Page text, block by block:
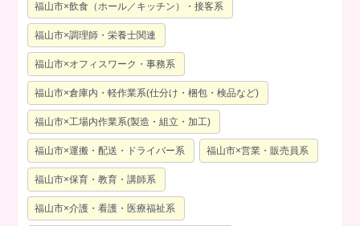
福山市×飲食（ホール／キッチン）・接客系
福山市×調理師・栄養士関連
福山市×オフィスワーク・事務系
福山市×倉庫内・軽作業系(仕分け・梱包・検品など)
福山市×工場内作業系(製造・組立・加工)
福山市×運搬・配送・ドライバー系 福山市×営業・販売員系
福山市×保育・教育・講師系
福山市×介護・看護・医療福祉系